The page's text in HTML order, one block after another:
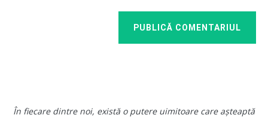
PUBLICĂ COMENTARIUL
În fiecare dintre noi, există o putere uimitoare care așteaptă